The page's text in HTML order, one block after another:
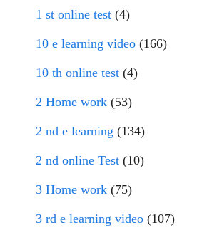
1 st online test (4)
10 e learning video (166)
10 th online test (4)
2 Home work (53)
2 nd e learning (134)
2 nd online Test (10)
3 Home work (75)
3 rd e learning video (107)